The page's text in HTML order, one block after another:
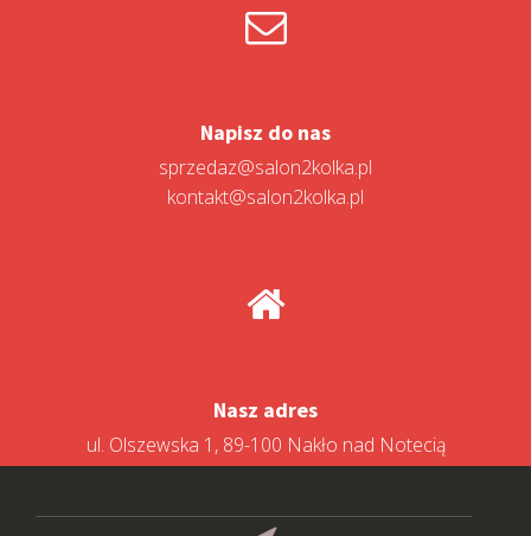
Napisz do nas
sprzedaz@salon2kolka.pl
kontakt@salon2kolka.pl
Nasz adres
ul. Olszewska 1, 89-100 Nakło nad Notecią